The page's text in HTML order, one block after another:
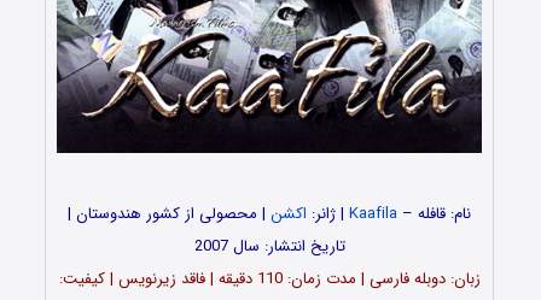
نام: قافله – Kaafila | ژانر: اکشن | محصولی از کشور هندوستان |
تاریخ انتشار: سال 2007
زبان: دوبله فارسی | مدت زمان: 110 دقیقه | فاقد زیرنویس | کیفیت: